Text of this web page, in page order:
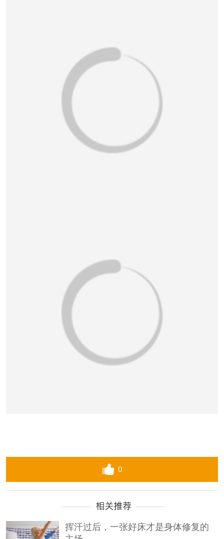
0
挥汗过后，一张好床才是身体修复的